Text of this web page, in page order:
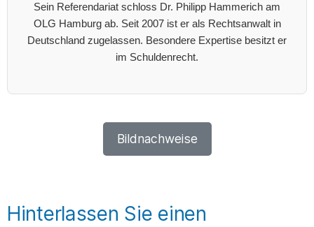
Sein Referendariat schloss Dr. Philipp Hammerich am
OLG Hamburg ab. Seit 2007 ist er als Rechtsanwalt in
Deutschland zugelassen. Besondere Expertise besitzt er
im Schuldenrecht.
Bildnachweise
Hinterlassen Sie einen